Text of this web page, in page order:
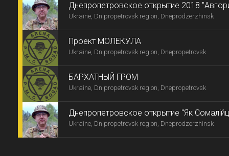
Днепропетровское открытие 2018
Ukraine, Dnipropetrovsk region, Dneprodzerzhinsk
Проект МОЛЕКУЛА
Ukraine, Dnipropetrovsk region, Dnepropetrovsk
БАРХАТНЫЙ ГРОМ
Ukraine, Dnipropetrovsk region, Dnepropetrovsk
Днепропетровское открытие "Як Сомалійці
Ukraine, Dnipropetrovsk region, Dneprodzerzhinsk